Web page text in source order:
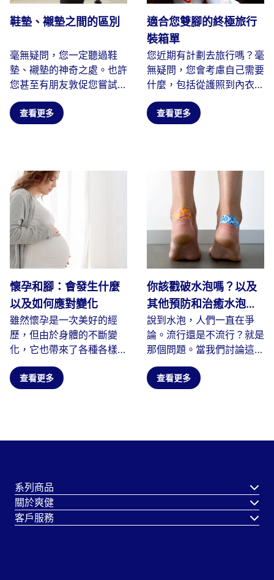
鞋墊、襯墊之間的區別
毫無疑問，您一定聽過鞋
墊、襯墊的神奇之處。也許
您甚至有朋友敦促您嘗試一
下。我們中的許多人發現...
查看更多
適合您雙腳的終極旅行
裝箱單
您近期有計劃去旅行嗎？毫
無疑問，您會考慮自己需要
什麼，包括從護照到內衣的
所有物品。當您列出必備旅
行...查看更多
懷孕和腳：會發生什麼
以及如何應對變化
雖然懷孕是一次美好的經
歷，但由於身體的不斷變
化，它也帶來了各種各樣的
挑戰。在所有受到懷孕影響
的身體...
查看更多
你該戳破水泡嗎？以及
其他預防和治癒水泡的
技巧
說到水泡，人們一直在爭
論。流行還是不流行？就是
那個問題。當我們討論這個
問題時，到底是什麼原因導
致了水泡呢？
查看更多
系列商品
關於爽健
客戶服務